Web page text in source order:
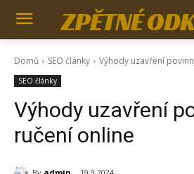
ZPĚTNÉ
Domů SEO články Výhody uzavření
SEO články
Výhody uzavření
ručení online